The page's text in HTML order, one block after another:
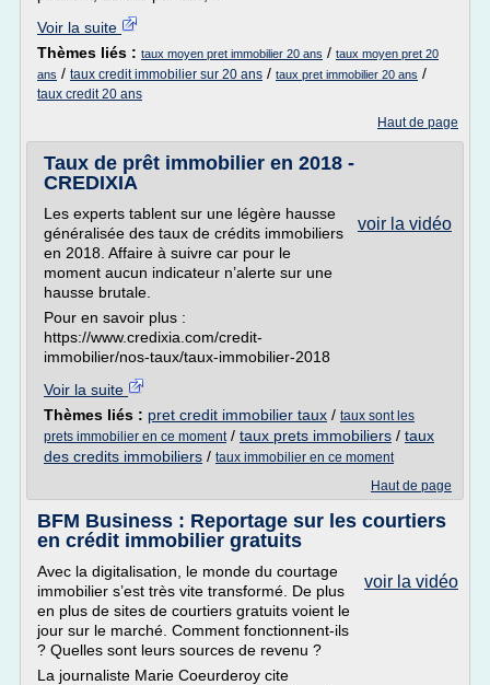
Voir la suite
Thèmes liés : taux moyen pret immobilier 20 ans / taux moyen pret 20
ans / taux credit immobilier sur 20 ans / taux pret immobilier 20 ans /
taux credit 20 ans
Haut de page
Taux de prêt immobilier en 2018 -
CREDIXIA
voir la vidéo
Les experts tablent sur une légère hausse
généralisée des taux de crédits immobiliers
en 2018. Affaire à suivre car pour le
moment aucun indicateur n’alerte sur une
hausse brutale.
Pour en savoir plus :
https://www.credixia.com/credit-
immobilier/nos-taux/taux-immobilier-2018
Voir la suite
Thèmes liés : pret credit immobilier taux / taux sont les
prets immobilier en ce moment/ taux prets immobiliers / taux
des credits immobiliers / taux immobilier en ce moment
Haut de page
BFM Business : Reportage sur les courtiers
en crédit immobilier gratuits
voir la vidéo
Avec la digitalisation, le monde du courtage
immobilier s’est très vite transformé. De plus
en plus de sites de courtiers gratuits voient le
jour sur le marché. Comment fonctionnent-ils
? Quelles sont leurs sources de revenu ?
La journaliste Marie Coeurderoy cite